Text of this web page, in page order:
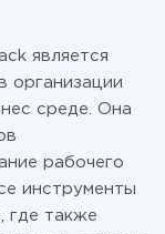
является
организации
среде. Она
рабочего
инструменты
где также